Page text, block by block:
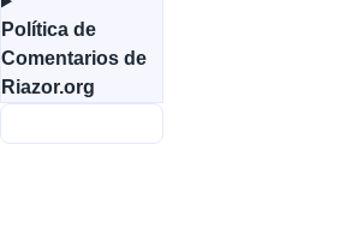
Política de
Comentarios de
Riazor.org